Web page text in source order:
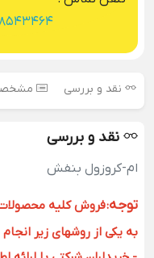
نقد و بررسی
نقد و بررسی
ام-کروزول بنفش
توجه:فروش کلیه
به یکی از روشهای زیر